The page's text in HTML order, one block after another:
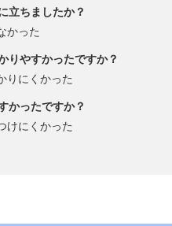
立ちましたか？
かった
りやすかったですか？
りにくかった
かったですか？
けにくかった